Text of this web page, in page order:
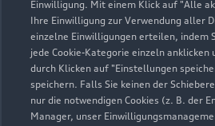
Einwilligung. Mit einem Klick auf "Alle
Ihre Einwilligung zur Verwendung aller
einzelne Einwilligungen erteilen, indem
jede Cookie-Kategorie einzeln anklicken
durch Klicken auf "Einstellungen
speichern. Falls Sie keinen der
nur die notwendigen Cookies (z. B. der
Manager, unser